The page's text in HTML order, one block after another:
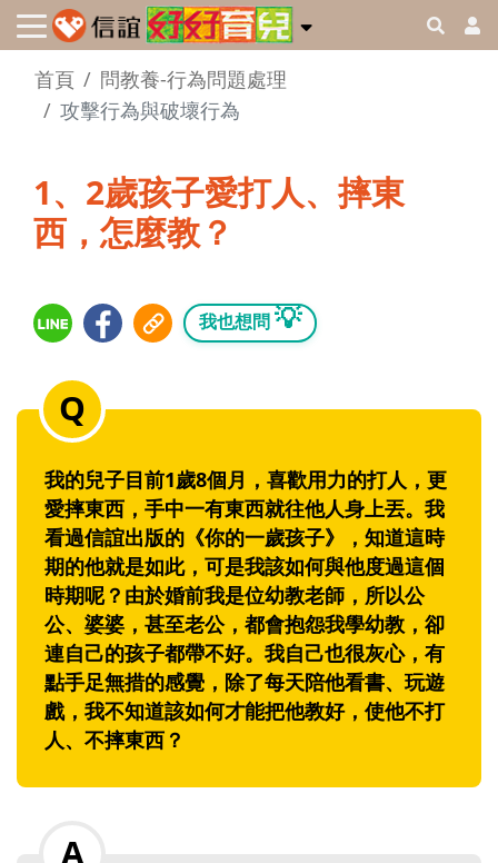
首頁
問教養-行為問題處理
攻擊行為與破壞行為
1、2歲孩子愛打人、摔東
西，怎麼教？
我也想問 💡
我的兒子目前1歲8個月，喜歡用力的打人，更
愛摔東西，手中一有東西就往他人身上丟。我
看過信誼出版的《你的一歲孩子》，知道這時
期的他就是如此，可是我該如何與他度過這個
時期呢？由於婚前我是位幼教老師，所以公
公、婆婆，甚至老公，都會抱怨我學幼教，卻
連自己的孩子都帶不好。我自己也很灰心，有
點手足無措的感覺，除了每天陪他看書、玩遊
戲，我不知道該如何才能把他教好，使他不打
人、不摔東西？